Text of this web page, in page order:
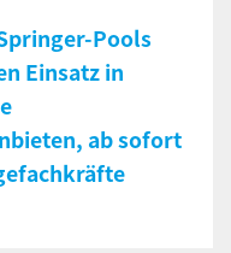
Pools
Einsatz in
ab sofort